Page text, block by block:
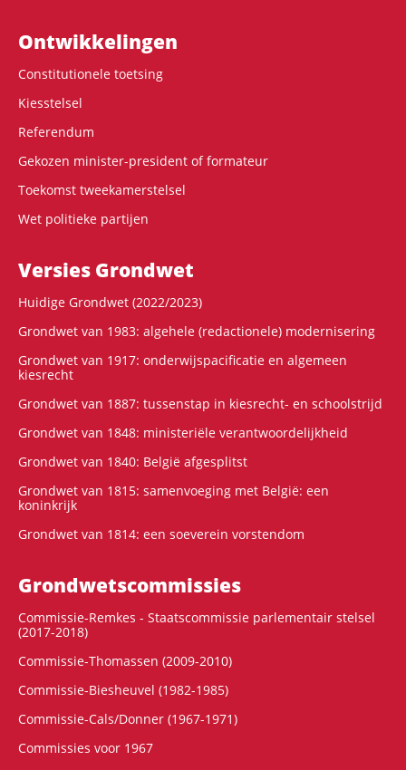
Ontwikke­lingen
Constitutionele toetsing
Kiesstelsel
Referendum
Gekozen minister-president of formateur
Toekomst tweekamerstelsel
Wet politieke partijen
Versies Grondwet
Huidige Grondwet (2022/2023)
Grondwet van 1983: algehele (redactionele) modernisering
Grondwet van 1917: onderwijspacificatie en algemeen
kiesrecht
Grondwet van 1887: tussenstap in kiesrecht- en schoolstrijd
Grondwet van 1848: ministeriële verantwoordelijkheid
Grondwet van 1840: België afgesplitst
Grondwet van 1815: samenvoeging met België: een
koninkrijk
Grondwet van 1814: een soeverein vorstendom
Grondwets­commissies
Commissie-Remkes - Staatscommissie parlementair stelsel
(2017-2018)
Commissie-Thomassen (2009-2010)
Commissie-Biesheuvel (1982-1985)
Commissie-Cals/Donner (1967-1971)
Commissies voor 1967